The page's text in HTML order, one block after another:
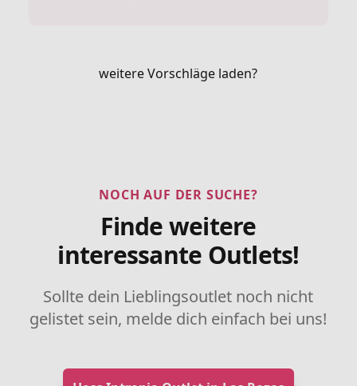
weitere Vorschläge laden?
NOCH AUF DER SUCHE?
Finde weitere
interessante Outlets!
Sollte dein Lieblingsoutlet noch nicht
gelistet sein, melde dich einfach bei uns!